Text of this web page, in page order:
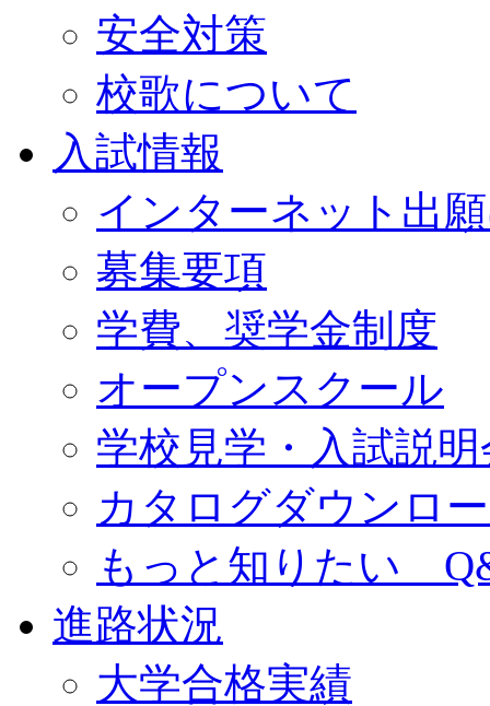
安全対策
校歌について
入試情報
インターネット出
募集要項
学費、奨学金制度
オープンスクール
学校見学・入試説明
カタログダウンロ
もっと知りたい
進路状況
大学合格実績